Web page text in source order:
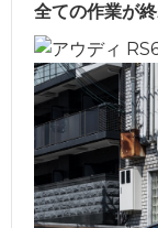
全ての作業が